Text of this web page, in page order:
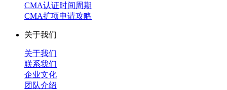
CMA认证时间周期
CMA扩项申请攻略
关于我们
关于我们
联系我们
企业文化
团队介绍